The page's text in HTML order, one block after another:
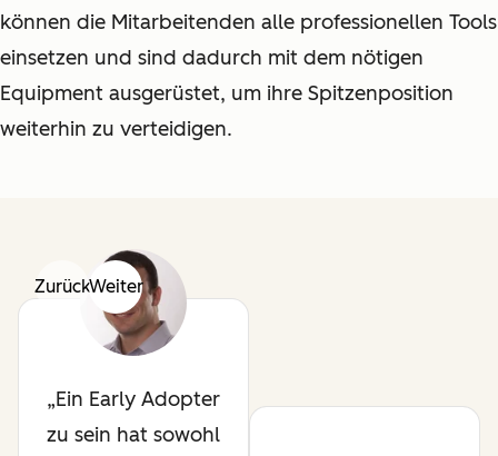
können die Mitarbeitenden alle professionellen Tools
einsetzen und sind dadurch mit dem nötigen
Equipment ausgerüstet, um ihre Spitzenposition
weiterhin zu verteidigen.
ZurückWeiter
Ein Early Adopter
zu sein hat sowohl